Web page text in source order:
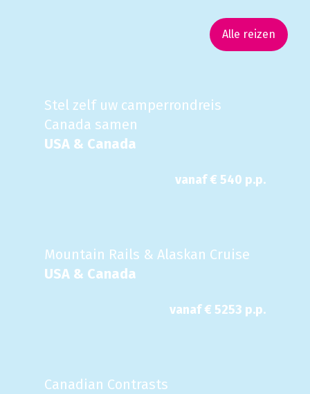
Alle reizen
Stel zelf uw camperrondreis
Canada samen
USA & Canada
vanaf € 540 p.p.
Mountain Rails & Alaskan Cruise
USA & Canada
vanaf € 5253 p.p.
Canadian Contrasts